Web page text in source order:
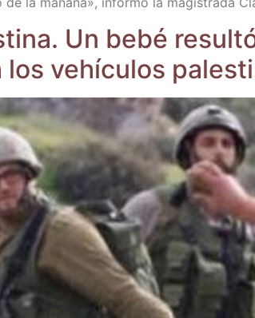
Un bebé
los vehícu­los